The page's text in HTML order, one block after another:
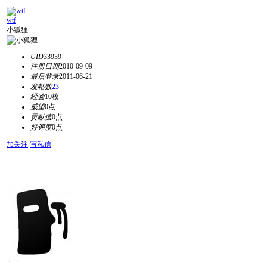
wtf
小狐狸
UID33939
注册日期2010-09-09
最后登录2011-06-21
发帖数23
经验10枚
威望0点
贡献值0点
好评度0点
加关注 写私信